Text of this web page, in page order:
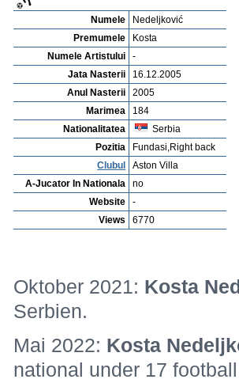
Numele
Nedeljković
Premumele
Kosta
Numele Artistului
-
Jata Nasterii
16.12.2005
Anul Nasterii
2005
Marimea
184
Nationalitatea
Serbia
Pozitia
Fundasi,Right back
Clubul
Aston Villa
A-Jucator In Nationala
no
Website
-
Views
6770
Oktober 2021: Kosta
Serbien.
Mai 2022: Kosta
national under 17